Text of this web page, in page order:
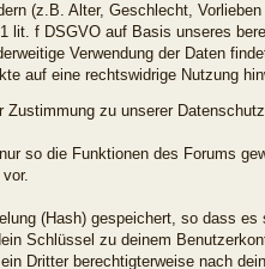
(z.B. Alter, Geschlecht, Vorlieben
lit. f DSGVO auf Basis unseres
Verwendung der Daten
auf eine rechtswidrige Nutzung
zu unserer
so die Funktionen des Forums
(Hash) gespeichert, so dass
Schlüssel zu deinem
Dritter berechtigterweise nach